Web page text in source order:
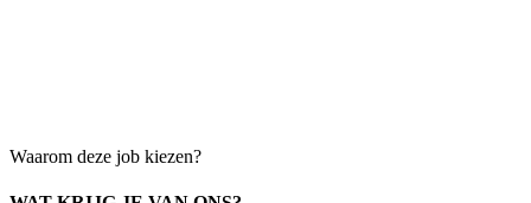
Waarom deze job kiezen?